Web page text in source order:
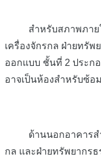
สำหรับสภาพภายในศู
เครื่องจักรกล ฝ่ายทรั
ออกแบบ ชั้นที่ 2 ประก
อาจเป็นห้องสำหรับซ้อ
ด้านนอกอาคารสำนัก
กล และฝ่ายทรัพยากร